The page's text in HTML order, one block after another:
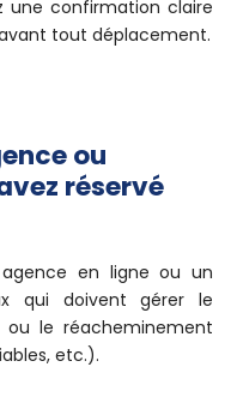
une confirmation claire
tout déplacement.
ou
réservé
en ligne ou un
qui doivent gérer le
le réacheminement
etc.).